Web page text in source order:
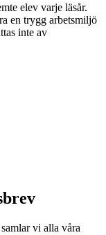
elev varje läsår.
en trygg arbetsmiljö
inte av
vi alla våra